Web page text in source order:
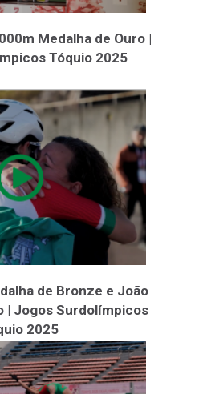
Medalha de Ouro |
Tóquio 2025
de Bronze e João
| Jogos Surdolímpicos
2025